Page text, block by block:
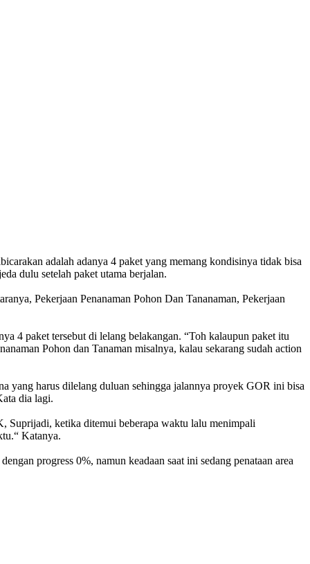
adalah adanya 4 paket yang memang kondisinya tidak bisa
dulu setelah paket utama berjalan.
Pekerjaan Penanaman Pohon Dan Tananaman, Pekerjaan
4 paket tersebut di lelang belakangan. “Toh kalaupun paket itu
Pohon dan Tanaman misalnya, kalau sekarang sudah action
yang harus dilelang duluan sehingga jalannya proyek GOR ini bisa
dia lagi.
Suprijadi, ketika ditemui beberapa waktu lalu menimpali
Katanya.
progress 0%, namun keadaan saat ini sedang penataan area